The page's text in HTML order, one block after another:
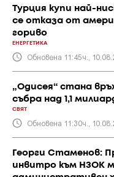
Турция купи най-
се отказа от
гориво
ЕНЕРГЕТИКА
Обновена 11:45ч.,
„Одисея“ стана
събра над 1,1
СВЯТ
Обновена 11:30ч.,
Георги Стаменов:
инвитро към НЗОК